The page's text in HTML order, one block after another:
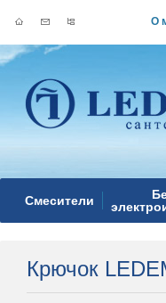
Смесители
Крючок
О